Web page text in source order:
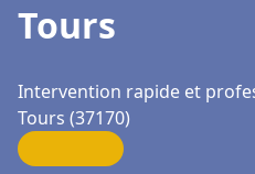
Tours
Intervention rapide et
Tours (37170)